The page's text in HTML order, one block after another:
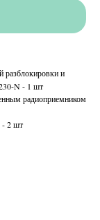
разблокировки и
N - 1 шт
радиоприемником
- 2 шт